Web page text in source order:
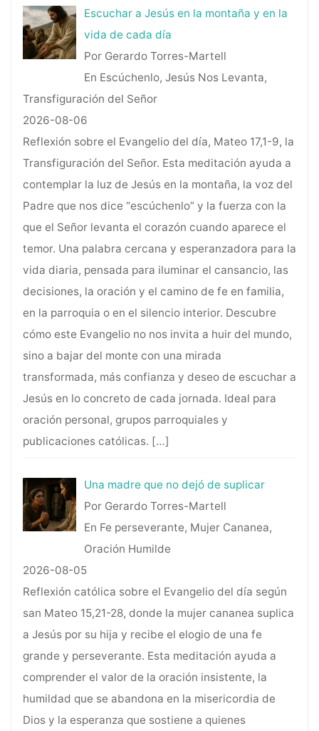
Escuchar a Jesús en la montaña y en la
vida de cada día
Por Gerardo Torres-Martell
En Escúchenlo, Jesús Nos Levanta,
Transfiguración del Señor
2026-08-06
Reflexión sobre el Evangelio del día, Mateo 17,1-9, la
Transfiguración del Señor. Esta meditación ayuda a
contemplar la luz de Jesús en la montaña, la voz del
Padre que nos dice “escúchenlo” y la fuerza con la
que el Señor levanta el corazón cuando aparece el
temor. Una palabra cercana y esperanzadora para la
vida diaria, pensada para iluminar el cansancio, las
decisiones, la oración y el camino de fe en familia,
en la parroquia o en el silencio interior. Descubre
cómo este Evangelio no nos invita a huir del mundo,
sino a bajar del monte con una mirada
transformada, más confianza y deseo de escuchar a
Jesús en lo concreto de cada jornada. Ideal para
oración personal, grupos parroquiales y
publicaciones católicas. […]
Una madre que no dejó de suplicar
Por Gerardo Torres-Martell
En Fe perseverante, Mujer Cananea,
Oración Humilde
2026-08-05
Reflexión católica sobre el Evangelio del día según
san Mateo 15,21-28, donde la mujer cananea suplica
a Jesús por su hija y recibe el elogio de una fe
grande y perseverante. Esta meditación ayuda a
comprender el valor de la oración insistente, la
humildad que se abandona en la misericordia de
Dios y la esperanza que sostiene a quienes